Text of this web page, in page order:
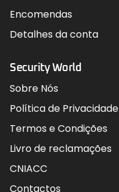
Encomendas
Detalhes da conta
Security World
Sobre Nós
Política de Privacidade
Termos e Condições
Livro de reclamações
CNIACC
Contactos